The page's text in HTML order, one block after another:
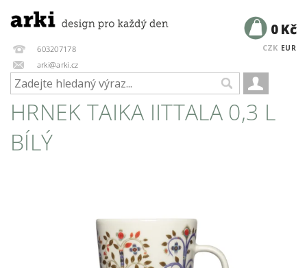
603207178
arki@arki.cz
CZK EUR
0 Kč
HRNEK TAIKA IITTALA 0,3 L
BÍLÝ